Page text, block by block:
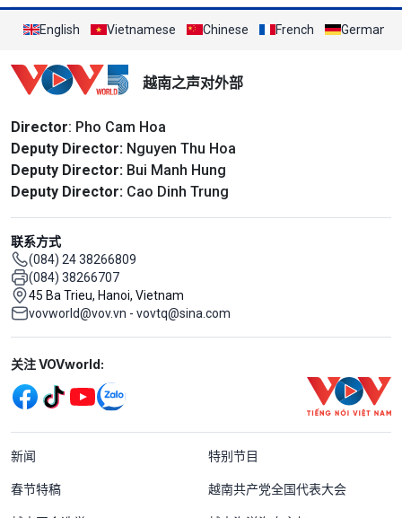
English Vietnamese Chinese French German
越南之声对外部
Director: Pho Cam Hoa
Deputy Director: Nguyen Thu Hoa
Deputy Director: Bui Manh Hung
Deputy Director: Cao Dinh Trung
联系方式
(084) 24 38266809
(084) 38266707
45 Ba Trieu, Hanoi, Vietnam
vovworld@vov.vn - vovtq@sina.com
Mạng xã hội
关注 VOVworld:
Menu footer tiếng Trung Quốc
新闻 特别节目
春节特稿 越南共产党全国代表大会